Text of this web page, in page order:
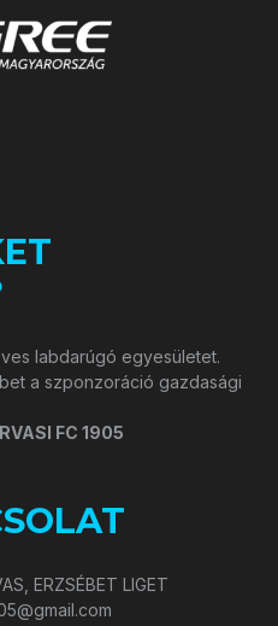
labdarúgó egyesületet.
a szponzoráció gazdasági
FC 1905
ERZSÉBET LIGET